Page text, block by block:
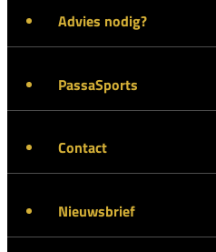
Advies nodig?
PassaSports
Contact
Nieuwsbrief